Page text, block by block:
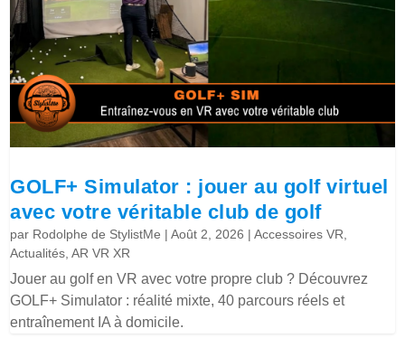
GOLF+ Simulator : jouer au golf virtuel
avec votre véritable club de golf
par Rodolphe de StylistMe |Août 2, 2026 |Accessoires VR
Actualités ,AR VR XR
Jouer au golf en VR avec votre propre club ? Découvrez
GOLF+ Simulator : réalité mixte, 40 parcours réels et
entraînement IA à domicile.